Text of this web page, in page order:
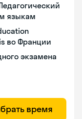
языкам
во Франции
экзамена
время